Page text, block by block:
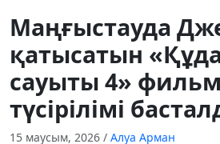
Маңғыстауда
қатысатын
сауыты 4»
түсірілімі
15 маусым, 2026 / Алуа Арман